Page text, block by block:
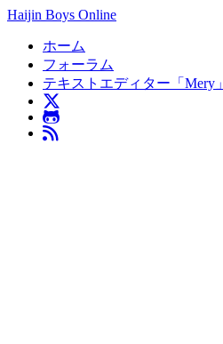
Haijin Boys Online
ホーム
フォーラム
テキストエディター「Mery」